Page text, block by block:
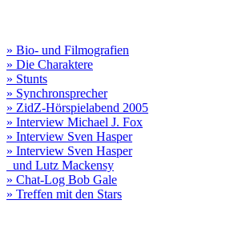
» Bio- und Filmografien
» Die Charaktere
» Stunts
» Synchronsprecher
» ZidZ-Hörspielabend 2005
» Interview Michael J. Fox
» Interview Sven Hasper
» Interview Sven Hasper
und Lutz Mackensy
» Chat-Log Bob Gale
» Treffen mit den Stars